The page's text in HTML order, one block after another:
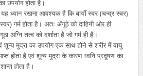
उपयोग होता है।
ध्यान रखना आवश्यक है कि बायाँ स्वर (चन्द्र स्वर)
गर्म होता है। अतः अँगूठे को दाहिनी ओर ही
अग्नि तत्व को दर्शाता है जो गर्म ही है।
मुद्रा का उपयोग एक साथ होने से शरीर में वायु
होता है एवं शून्य मुद्रा के कारण ध्वनि प्रदूषण का
होता है।